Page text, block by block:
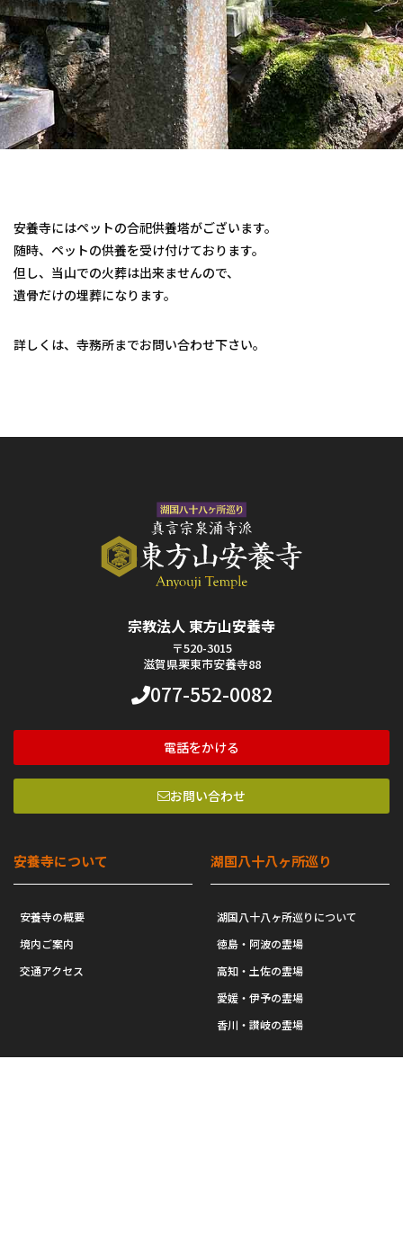
安養寺にはペットの合祀供養塔がございます。
随時、ペットの供養を受け付けております。
但し、当山での火葬は出来ませんので、
遺骨だけの埋葬になります。
詳しくは、寺務所までお問い合わせ下さい。
宗教法人 東方山安養寺
〒520-3015
滋賀県栗東市安養寺88
077-552-0082
電話をかける
お問い合わせ
安養寺について
安養寺の概要
境内ご案内
交通アクセス
湖国八十八ヶ所巡り
湖国八十八ヶ所巡りについて
徳島・阿波の霊場
高知・土佐の霊場
愛媛・伊予の霊場
香川・讃岐の霊場